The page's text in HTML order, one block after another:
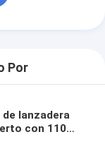
Por
lanzadera
con 110